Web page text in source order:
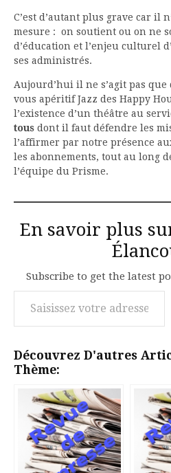
C’est d’autant plus grave car il
mesure : on soutient ou on ne
d’éducation et l’enjeu culturel
ses administrés.
Aujourd’hui il ne s’agit pas
vous apéritif Jazz des Happy
l’existence d’un théâtre au
tous dont il faut défendre les
l’affirmer par notre présence
les abonnements, tout au long
l’équipe du Prisme.
En savoir plus
Subscribe to get the latest
Saisissez votre adresse e-mail…
Découvrez D'autres
Thème: